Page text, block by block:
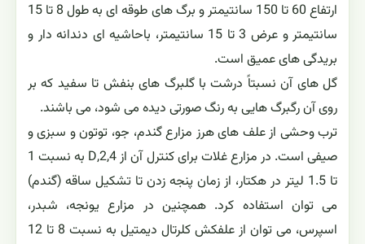
ارتفاع 60 تا 150 سانتیمتر و برگ های طوقه ای به طول 8 تا 15
سانتیمتر و عرض 3 تا 15 سانتیمتر، باحاشیه ای دندانه دار و
بریدگی های عمیق است.
گل های آن نسبتاً درشت با گلبرگ های بنفش تا سفید که بر
روی آن رگبرگ هایی به رنگ صورتی دیده می شود، می باشند.
ترب وحشی از علف های هرز مزارع گندم، جو، توتون و سبزی و
صیفی است. در مزارع غلات برای کنترل آن از 2,4,D به نسبت 1
تا 1.5 لیتر در هکتار، از زمان پنجه زدن تا تشکیل ساقه (گندم)
می توان استفاده کرد. همچنین در مزارع یونجه، شبدر،
اسپرس، می توان از علفکش کلرتال دیمتیل به نسبت 8 تا 12